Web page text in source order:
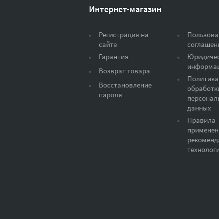
Интернет-магазин
Регистрация на
сайте
Гарантия
Возврат товара
Восстановление
пароля
Политика
данных
Правила